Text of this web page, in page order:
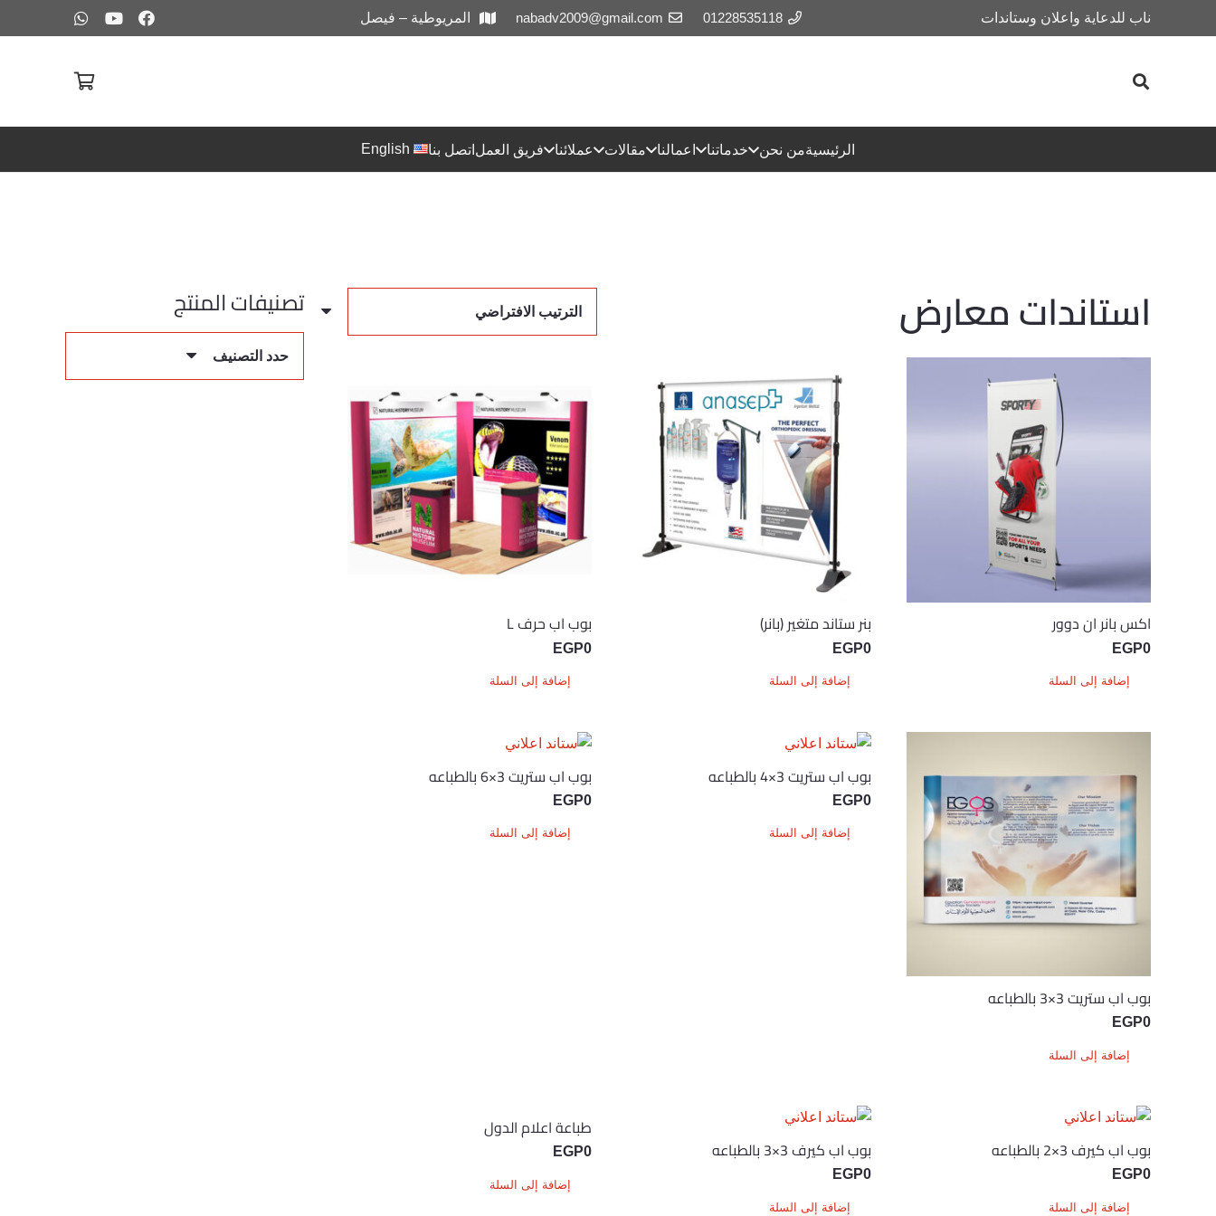
ناب للدعاية واعلان وستاندات 01228535118
nabadv2009@gmail.com المريوطية – فيصل
الرئيسيةمن نحن خدماتنا اعمالنا مقالات عملائنا فريق العمل اتصل بنا English
استاندات معارض
اكس بانر ان دوور
EGP0
إضافة إلى السلة
بنر ستاند متغير (بانر)
EGP0
إضافة إلى السلة
بوب اب حرف L
EGP0
إضافة إلى السلة
بوب اب ستريت 3×3 بالطباعه
EGP0
إضافة إلى السلة
بوب اب ستريت 3×4 بالطباعه
EGP0
إضافة إلى السلة
بوب اب ستريت 3×6 بالطباعه
EGP0
إضافة إلى السلة
بوب اب كيرف 3×2 بالطباعه
EGP0
إضافة إلى السلة
بوب اب كيرف 3×3 بالطباعه
EGP0
إضافة إلى السلة
طباعة اعلام الدول
EGP0
إضافة إلى السلة
تصنيفات المنتج
حدد التصنيف